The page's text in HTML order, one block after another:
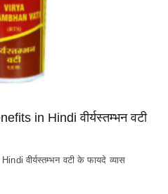
in Hindi वीर्यस्तम्भन वटी
वीर्यस्तम्भन वटी के फायदे व्यास